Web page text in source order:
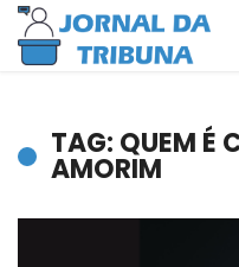
TAG: QUEM É
AMORIM